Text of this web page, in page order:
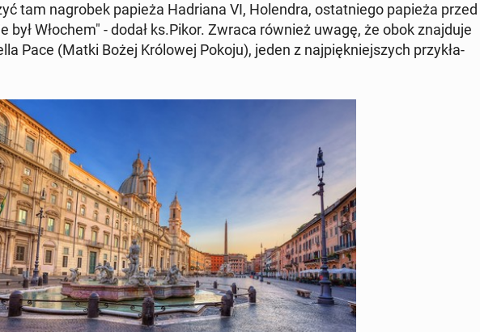
tam na­gro­bek papieża Ha­dria­na VI, Ho­len­dra, ostat­nie­go papieża przed
był Włochem" - dodał ks.Pikor. Zwraca również uwagę, że obok znaj­du­je
Pace (Matki Bożej Kró­lo­wej Pokoju), jeden z naj­pięk­niej­szych przy­kła­